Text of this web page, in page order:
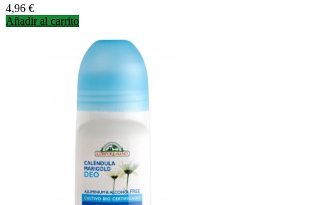
Precio
4,96 €
Añadir al carrito